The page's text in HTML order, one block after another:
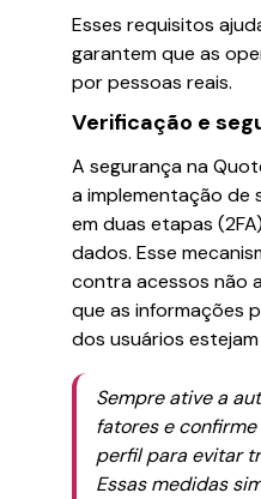
Esses requisitos
garantem que as
por pessoas reais.
Verificação e
A segurança na
a implementação de
em duas etapas
dados. Esse
contra acessos não
que as informações
dos usuários
Sempre ative a
fatores e
perfil para evitar
Essas medidas